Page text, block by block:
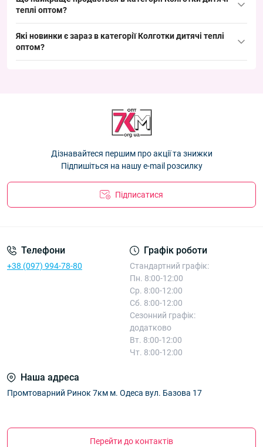
Колготки дитячі махрові Оптом для дівчаток 92-164 рр.
"Силует" Фенна T-K501-7— 70.20 ₴
Колготки дитячі махрові Оптом для хлопчиків 92-140 рр.
"АвтоМото" Фенна H9331
теплі оптом?
Колготки дитячі махрові Оптом для хлопчиків 92-140 рр.
"АвтоМото" Фенна H9331— 108.00 ₴
"Мішечки" Фена T-K1077-3— 93.96 ₴
Які новинки є зараз в категоріїКолготки дитячі теплі
оптом?
Колготки дитячі махрові Оптом для хлопчиків 92-140 рр.
— 108.00 ₴
Колготки дитячі вовна норка Оптом для дівчаток 2-10 років
"Мішечки" Фена T-K1077-3— 93.96 ₴
Дізнавайтеся першим про акції та знижки
Підпишіться на нашу e-mail розсилку
Підписатися
Телефони
+38 (097) 994-78-80
Графік роботи
Стандартний графік:
Пн. 8:00-12:00
Ср. 8:00-12:00
Сб. 8:00-12:00
Сезонний графік:
додатково
Вт. 8:00-12:00
Чт. 8:00-12:00
Наша адреса
Промтоварний Ринок 7км м. Одеса вул. Базова 17
Перейти до контактів